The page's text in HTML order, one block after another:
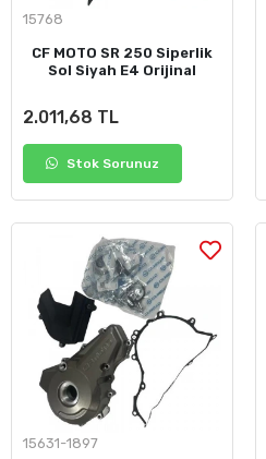
15768
CF MOTO SR 250 Siperlik
Sol Siyah E4 Orijinal
2.011,68 TL
Stok Sorunuz
15631-1897